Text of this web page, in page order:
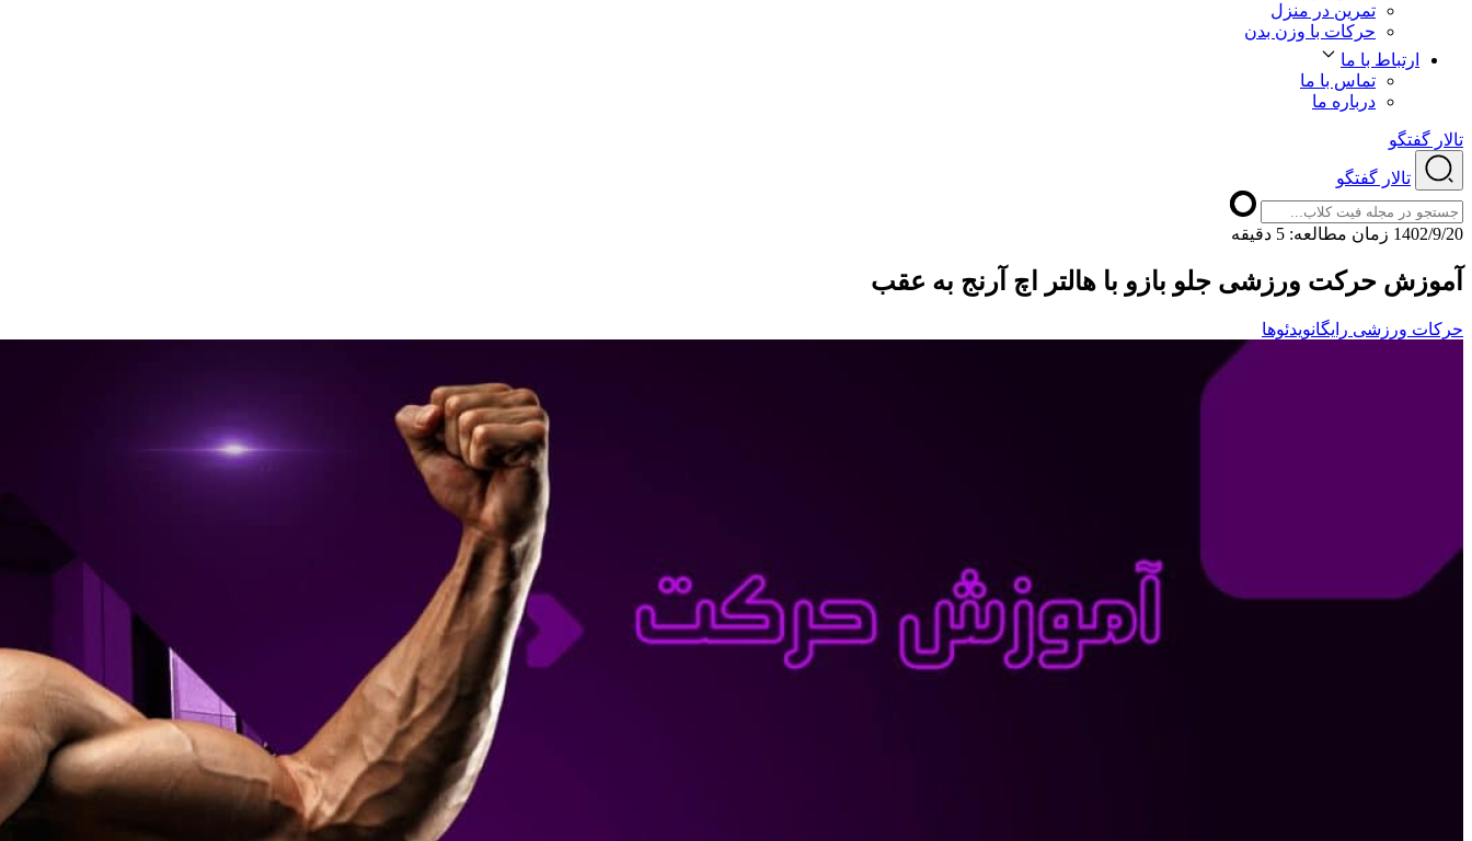
تمرین در منزل
حرکات با وزن بدن
ارتباط با ما
تماس با ما
درباره ما
تالار گفتگو
تالار گفتگو
1402/9/20 ﺯﻣﺎﻥ ﻣﻄﺎﻟﻌﻪ: 5 دقیقه
آموزش حرکت ورزشی جلو بازو با هالتر اچ آرنج به عقب
حرکات ورزشی رایگانویدئوها